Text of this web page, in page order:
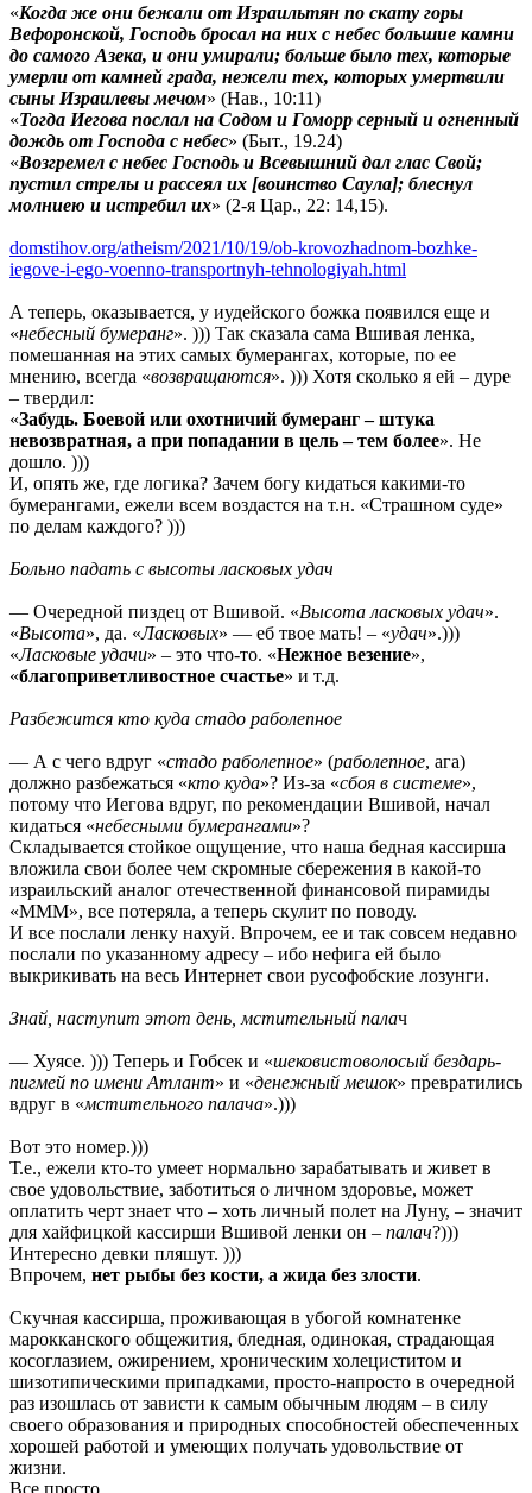
«Когда же они бежали от Израильтян по скату горы
Вефоронской, Господь бросал на них с небес большие камни
до самого Азека, и они умирали; больше было тех, которые
умерли от камней града, нежели тех, которых умертвили
сыны Израилевы мечом» (Нав., 10:11)
«Тогда Иегова послал на Содом и Гоморр серный и огненный
дождь от Господа с небес» (Быт., 19.24)
«Возгремел с небес Господь и Всевышний дал глас Свой;
пустил стрелы и рассеял их [воинство Саула]; блеснул
молниею и истребил их» (2-я Цар., 22: 14,15).
domstihov.org/atheism/2021/10/19/ob-krovozhadnom-bozhke-
iegove-i-ego-voenno-transportnyh-tehnologiyah.html
А теперь, оказывается, у иудейского божка появился еще и
«небесный бумеранг». ))) Так сказала сама Вшивая ленка,
помешанная на этих самых бумерангах, которые, по ее
мнению, всегда «возвращаются». ))) Хотя сколько я ей – дуре
– твердил:
«Забудь. Боевой или охотничий бумеранг – штука
невозвратная, а при попадании в цель – тем более». Не
дошло. )))
И, опять же, где логика? Зачем богу кидаться какими-то
бумерангами, ежели всем воздастся на т.н. «Страшном суде»
по делам каждого? )))
Больно падать с высоты ласковых удач
— Очередной пиздец от Вшивой. «Высота ласковых удач».
«Высота», да. «Ласковых» — еб твое мать! – «удач».)))
«Ласковые удачи» – это что-то. «Нежное везение»,
«благоприветливостное счастье» и т.д.
Разбежится кто куда стадо раболепное
— А с чего вдруг «стадо раболепное» (раболепное, ага)
должно разбежаться «кто куда»? Из-за «сбоя в системе»,
потому что Иегова вдруг, по рекомендации Вшивой, начал
кидаться «небесными бумерангами»?
Складывается стойкое ощущение, что наша бедная кассирша
вложила свои более чем скромные сбережения в какой-то
израильский аналог отечественной финансовой пирамиды
«МММ», все потеряла, а теперь скулит по поводу.
И все послали ленку нахуй. Впрочем, ее и так совсем недавно
послали по указанному адресу – ибо нефига ей было
выкрикивать на весь Интернет свои русофобские лозунги.
Знай, наступит этот день, мстительный палач
— Хуясе. ))) Теперь и Гобсек и «шековистоволосый бездарь-
пигмей по имени Атлант» и «денежный мешок» превратились
вдруг в «мстительного палача».)))
Вот это номер.)))
Т.е., ежели кто-то умеет нормально зарабатывать и живет в
свое удовольствие, заботиться о личном здоровье, может
оплатить черт знает что – хоть личный полет на Луну, – значит
для хайфицкой кассирши Вшивой ленки он – палач?)))
Интересно девки пляшут. )))
Впрочем, нет рыбы без кости, а жида без злости.
Скучная кассирша, проживающая в убогой комнатенке
марокканского общежития, бледная, одинокая, страдающая
косоглазием, ожирением, хроническим холециститом и
шизотипическими припадками, просто-напросто в очередной
раз изошлась от зависти к самым обычным людям – в силу
своего образования и природных способностей обеспеченных
хорошей работой и умеющих получать удовольствие от
жизни.
Все просто.